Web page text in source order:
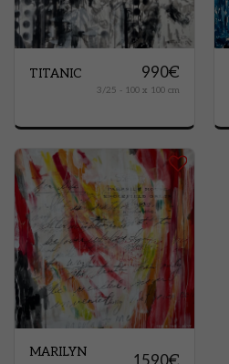
TITANIC 990€
3/25 - 100 x 100 cm
MARILYN